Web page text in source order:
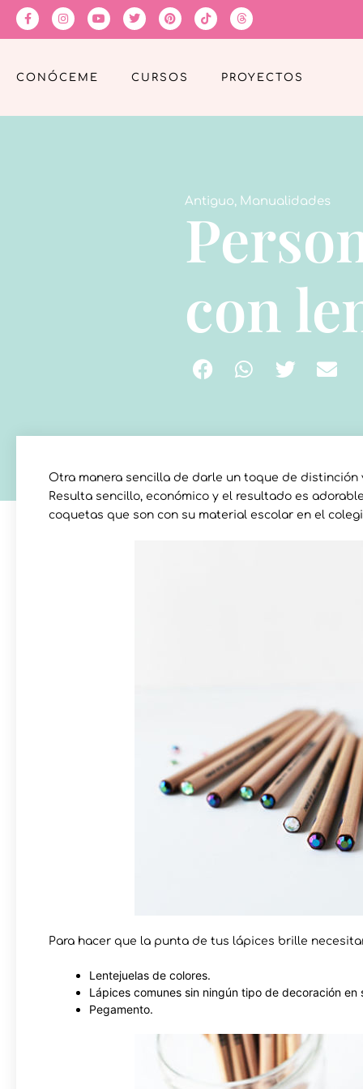
CONÓCEME CURSOS PROYECTOS
Antiguo, Manualidades
con
Otra manera sencilla de darle un toque de
Resulta sencillo, económico y el resultado es
coquetas que son con su material escolar en el
Para hacer que la punta de tus lápices brille
Lentejuelas de colores.
Lápices comunes sin ningún tipo de decoración en
Pegamento.